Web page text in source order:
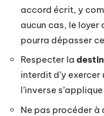
accord écrit, y
aucun cas, le
pourra dépasser
Respecter la
interdit d’y
l’inverse
Ne pas procéder à